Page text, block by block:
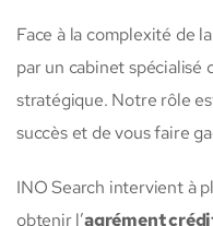
Face à la complexité de
par un cabinet spécialisé
stratégique. Notre rôle
succès et de vous faire
INO Search intervient à
obtenir l’agrément